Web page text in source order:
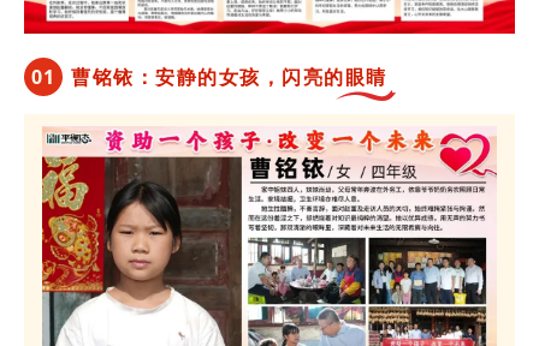
01 曹铭铱：安静的女孩，闪亮的眼睛